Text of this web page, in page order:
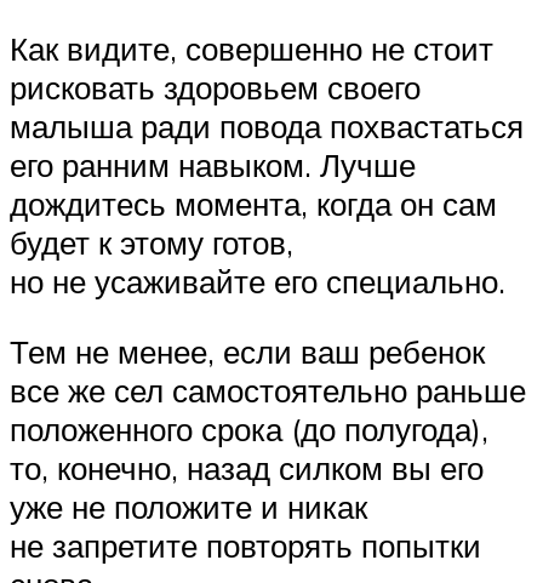
Как видите, совершенно не стоит
рисковать здоровьем своего
малыша ради повода похвастаться
его ранним навыком. Лучше
дождитесь момента, когда он сам
будет к этому готов,
но не усаживайте его специально.
Тем не менее, если ваш ребенок
все же сел самостоятельно раньше
положенного срока (до полугода),
то, конечно, назад силком вы его
уже не положите и никак
не запретите повторять попытки